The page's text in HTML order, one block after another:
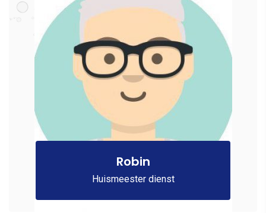
Robin
Huismeester dienst